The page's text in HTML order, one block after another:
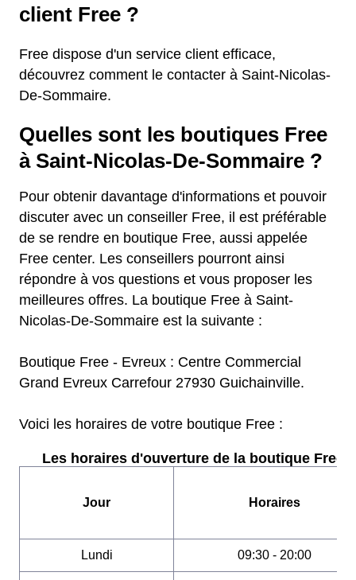
client Free ?
Free dispose d'un service client efficace,
découvrez comment le contacter à Saint-Nicolas-
De-Sommaire.
Quelles sont les boutiques Free
à Saint-Nicolas-De-Sommaire ?
Pour obtenir davantage d'informations et pouvoir
discuter avec un conseiller Free, il est préférable
de se rendre en boutique Free, aussi appelée
Free center. Les conseillers pourront ainsi
répondre à vos questions et vous proposer les
meilleures offres. La boutique Free à Saint-
Nicolas-De-Sommaire est la suivante :
Boutique Free - Evreux : Centre Commercial
Grand Evreux Carrefour 27930 Guichainville.
Voici les horaires de votre boutique Free :
Les horaires d'ouverture de la boutique Free :
Jour Horaires
Lundi 09:30 - 20:00